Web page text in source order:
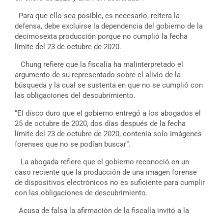
Para que ello sea posible, es necesario, reitera la
defensa, debe excluirse la dependencia del gobierno de la
decimosexta producción porque no cumplió la fecha
límite del 23 de octubre de 2020.
Chung refiere que la fiscalía ha malinterpretado el
argumento de su representado sobre el alivio de la
búsqueda y la cual se sustenta en que no se cumplió con
las obligaciones del descubrimiento.
“El disco duro que el gobierno entregó a los abogados el
25 de octubre de 2020, dos días después de la fecha
límite del 23 de octubre de 2020, contenía solo imágenes
forenses que no se podían buscar”.
La abogada refiere que el gobierno reconoció en un
caso reciente que la producción de una imagen forense
de dispositivos electrónicos no es suficiente para cumplir
con las obligaciones de descubrimiento.
Acusa de falsa la afirmación de la fiscalía invitó a la